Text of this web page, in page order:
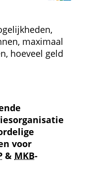
maximaal
hoeveel geld
voor
& MKB-